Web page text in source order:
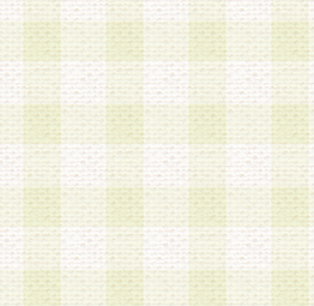
いかなる虚偽の申告をも
4.会員は、複数のログイ
いものとします。
第4条 ログインIDおよび
1.会員は、会員登録後、
加する際には、前条に基
スワードを使用するもの
2.登録の際に当社が付与